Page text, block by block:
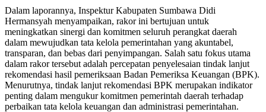
Dalam laporannya, Inspektur Kabupaten Sumbawa Didi
Hermansyah menyampaikan, rakor ini bertujuan untuk
meningkatkan sinergi dan komitmen seluruh perangkat daerah
dalam mewujudkan tata kelola pemerintahan yang akuntabel,
transparan, dan bebas dari penyimpangan. Salah satu fokus utama
dalam rakor tersebut adalah percepatan penyelesaian tindak lanjut
rekomendasi hasil pemeriksaan Badan Pemeriksa Keuangan (BPK).
Menurutnya, tindak lanjut rekomendasi BPK merupakan indikator
penting dalam mengukur komitmen pemerintah daerah terhadap
perbaikan tata kelola keuangan dan administrasi pemerintahan.